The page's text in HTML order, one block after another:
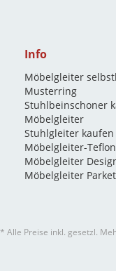
Info
Möbelgleiter
Musterring
Stuhlbeinschoner
Möbelgleiter
Stuhlgleiter kaufen
Möbelgleiter-Teflon
Möbelgleiter
Möbelgleiter
* Alle Preise inkl. gesetzl.